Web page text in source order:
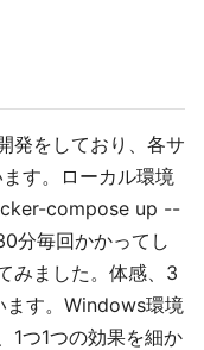
発をしており、各サ
す。ローカル環境
compose up --
分毎回かかってし
みました。体感、3
ます。Windows環境
1つ1つの効果を細か